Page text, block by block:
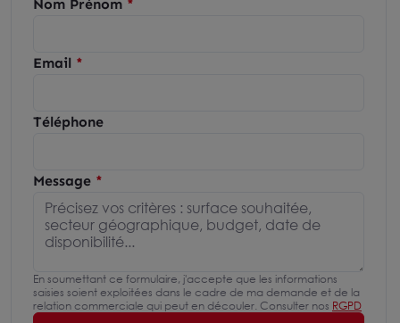
Nom Prénom
Email
Téléphone
Message
En soumettant ce formulaire, j'accepte que les informations
saisies soient exploitées dans le cadre de ma demande et de la
relation commerciale qui peut en découler. Consulter nos RGPD